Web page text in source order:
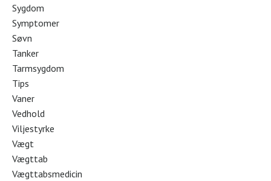
Sygdom
Symptomer
Søvn
Tanker
Tarmsygdom
Tips
Vaner
Vedhold
Viljestyrke
Vægt
Vægttab
Vægttabsmedicin